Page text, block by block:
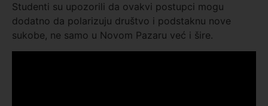
Studenti su upozorili da ovakvi postupci mogu
dodatno da polarizuju društvo i podstaknu nove
sukobe, ne samo u Novom Pazaru već i šire.